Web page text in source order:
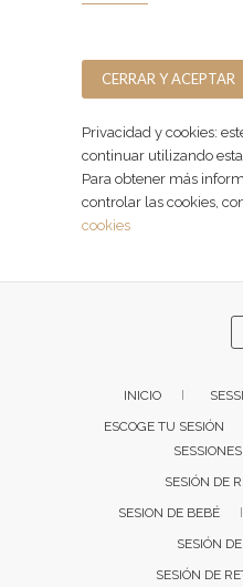
Privacidad y cookies:
continuar utilizando
Para obtener más
controlar las cookies,
cookies
INICIO
ESCOGE TU SESIÓN
SESIÓN DE
SESION DE BEBÉ
SESIÓN
SESIÓN DE